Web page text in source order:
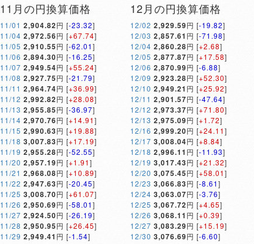
11月の円換算価格
11/01 2,904.82円 [-23.32]
11/04 2,972.56円 [+67.74]
11/05 2,910.55円 [-62.01]
11/06 2,894.30円 [-16.25]
11/07 2,949.54円 [+55.24]
11/08 2,927.75円 [-21.79]
11/11 2,964.74円 [+36.99]
11/12 2,992.82円 [+28.08]
11/13 2,955.85円 [-36.97]
11/14 2,970.76円 [+14.91]
11/15 2,990.63円 [+19.88]
11/18 3,007.83円 [+17.19]
11/19 2,955.28円 [-52.55]
11/20 2,957.19円 [+1.91]
11/21 2,968.08円 [+10.89]
11/22 2,947.63円 [-20.45]
11/25 3,008.70円 [+61.07]
11/26 2,950.69円 [-58.01]
11/27 2,924.50円 [-26.19]
11/28 2,950.95円 [+26.45]
11/29 2,949.41 円 [-1.54]
12月の円換算価格
12/02 2,929.59円 [-19.82]
12/03 2,857.61 円 [-71.98]
12/04 2,860.28円 [+2.68]
12/05 2,877.87円 [+17.58]
12/06 2,870.99円 [-6.88]
12/09 2,923.28円 [+52.30]
12/10 2,949.21 円 [+25.92]
12/11 2,901.57円 [-47.64]
12/12 2,973.37円 [+71.80]
12/13 2,975.09円 [+1.72]
12/16 2,999.20円 [+24.11]
12/17 3,008.04円 [+8.84]
12/18 2,996.11 円 [-11.93]
12/19 3,017.43円 [+21.32]
12/20 3,075.45円 [+58.01]
12/23 3,066.83円 [-8.61]
12/24 3,063.07円 [-3.76]
12/25 3,067.72円 [+4.65]
12/26 3,068.11 円 [+0.39]
12/27 3,083.29円 [+15.19]
12/30 3,076.69円 [-6.60]